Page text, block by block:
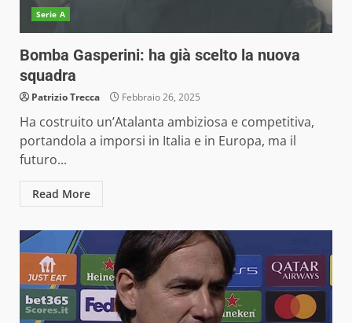
Serie A
Bomba Gasperini: ha già scelto la nuova
squadra
Patrizio Trecca Febbraio 26, 2025
Ha costruito un’Atalanta ambiziosa e competitiva,
portandola a imporsi in Italia e in Europa, ma il
futuro...
Read More